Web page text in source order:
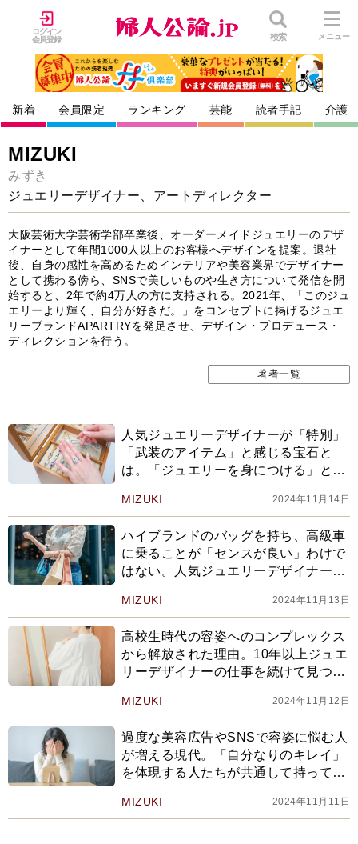
ログイン
会員登録
検索 メニュー
新着 会員限定 ランキング 芸能 読者手記 介護
MIZUKI
みずき
ジュエリーデザイナー、アートディレクター
大阪芸術大学芸術学部卒業後、オーダーメイドジュエリーのデザ
イナーとして年間1000人以上のお客様へデザインを提案。退社
後、自身の感性を高めるためインテリアや美容業界でデザイナー
として携わる傍ら、SNSで美しいものや生き方について発信を開
始すると、2年で約4万人の方に支持される。2021年、「このジュ
エリーより輝く、自分が好きだ。」をコンセプトに掲げるジュエ
リーブランドAPARTRYを発足させ、デザイン・プロデュース・
ディレクションを行う。
著者一覧
人気ジュエリーデザイナーが「特別」
「武装のアイテム」と感じる宝石と
は。「ジュエリーを身につける」とい
る
MIZUKI 2024年11月14日
ハイブランドのバッグを持ち、高級車
に乗ることが「センスが良い」わけで
はない。人気ジュエリーデザイナー流
の考え方
MIZUKI 2024年11月13日
高校生時代の容姿へのコンプレックス
から解放された理由。10年以上ジュエ
リーデザイナーの仕事を続けて見つけ
MIZUKI 2024年11月12日
過度な美容広告やSNSで容姿に悩む人
が増える現代。「自分なりのキレイ」
を体現する人たちが共通して持ってい
MIZUKI 2024年11月11日